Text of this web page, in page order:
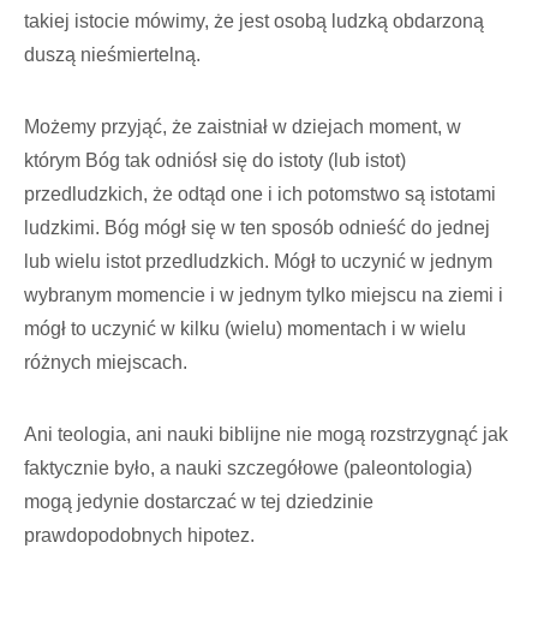
takiej istocie mówimy, że jest osobą ludzką obdarzoną
duszą nieśmiertelną.
Możemy przyjąć, że zaistniał w dziejach moment, w
którym Bóg tak odniósł się do istoty (lub istot)
przedludzkich, że odtąd one i ich potomstwo są istotami
ludzkimi. Bóg mógł się w ten sposób odnieść do jednej
lub wielu istot przedludzkich. Mógł to uczynić w jednym
wybranym momencie i w jednym tylko miejscu na ziemi i
mógł to uczynić w kilku (wielu) momentach i w wielu
różnych miejscach.
Ani teologia, ani nauki biblijne nie mogą rozstrzygnąć jak
faktycznie było, a nauki szczegółowe (paleontologia)
mogą jedynie dostarczać w tej dziedzinie
prawdopodobnych hipotez.